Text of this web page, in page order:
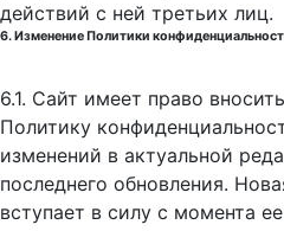
действий с ней третьих лиц.
6. Изменение Политики
6.1. Сайт имеет право
Политику
изменений в актуальной
последнего обновления.
вступает в силу с момента